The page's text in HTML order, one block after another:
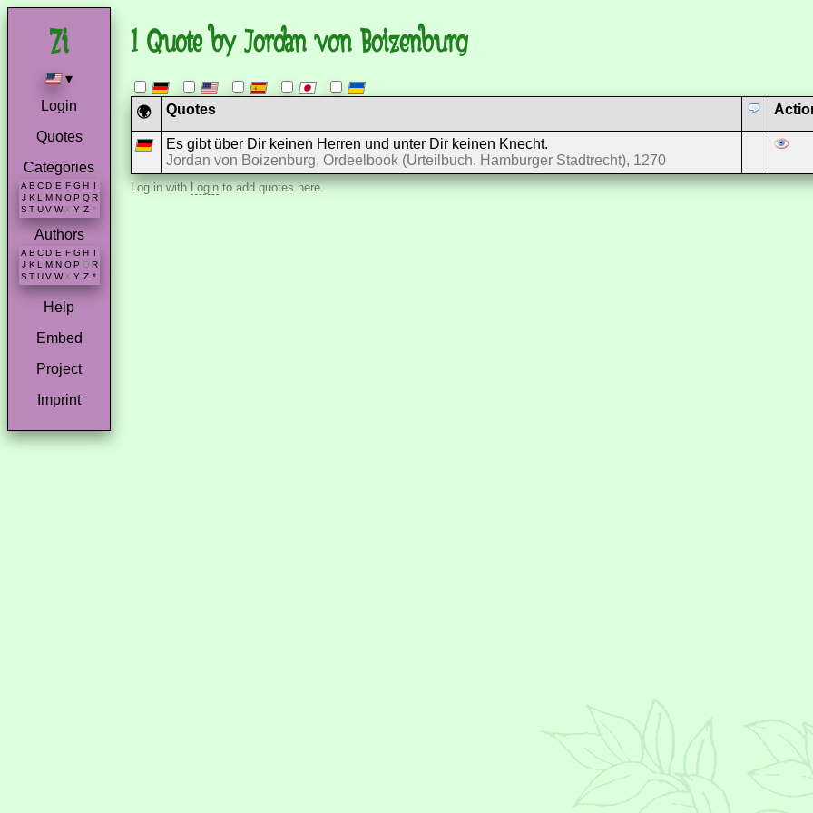
▾
Login
Quotes
Categories
A B C D E F G H I
J K L M N O P Q R
S T U V W X Y Z *
Authors
A B C D E F G H
J K L M N O P Q R
S T U V W X Y Z *
Help
Embed
Project
Imprint
1 Quote by Jordan von Boizenburg
🌍 Quotes
Es gibt über Dir keinen Herren und unter Dir keinen Knecht.
Jordan von Boizenburg, Ordeelbook (Urteilbuch, Hamburger Stadtrecht), 1270
Log in withLoginto add quotes here.